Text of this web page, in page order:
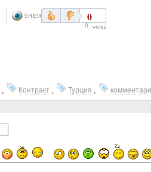
0
0
, Контракт , Турция ,